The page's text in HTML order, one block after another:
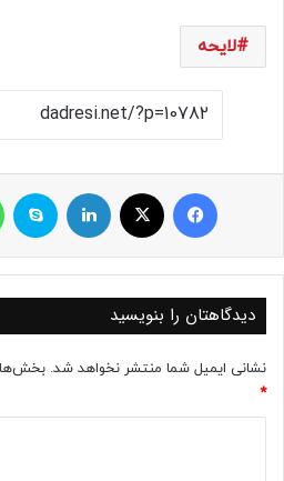
لایحه
فیسبوک ایکس لینکداین
دیدگاهتان را بنویسید
نشانی ایمیل شما منتشر نخواهد شد.
*